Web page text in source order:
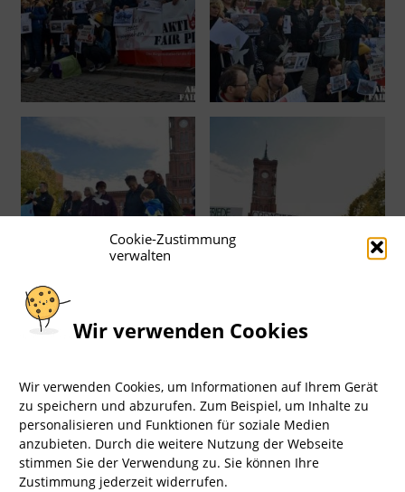
Cookie-Zustimmung
verwalten
Wir verwenden Cookies
Wir verwenden Cookies, um Informationen auf Ihrem Gerät
zu speichern und abzurufen. Zum Beispiel, um Inhalte zu
personalisieren und Funktionen für soziale Medien
anzubieten. Durch die weitere Nutzung der Webseite
stimmen Sie der Verwendung zu. Sie können Ihre
Zustimmung jederzeit widerrufen.
1.663 Aufrufe
+++
▸ ÜBER AKTION FAIR PLAY